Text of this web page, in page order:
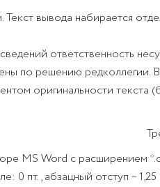
Текст вывода набирается
ответственность
по решению редколлегии.
оригинальности текста
MS Word с расширением
0 пт., абзацный отступ –